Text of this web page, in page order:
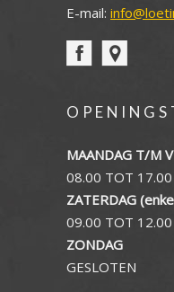
E-mail:
MAANDAG T/M
08.00 TOT 17.00
ZATERDAG
09.00 TOT 12.00
ZONDAG
GESLOTEN